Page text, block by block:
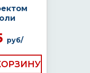
руб/